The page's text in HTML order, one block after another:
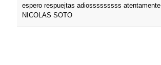
espero respuejtas adiosssssssss atentamente
NICOLAS SOTO